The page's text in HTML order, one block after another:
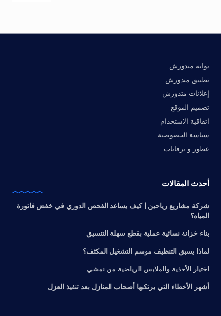
بوابة متدورش
تطبيق متدورش
إعلانات متدورش
تصميم الموقع
اتفاقية الاستخدام
سياسة الخصوصية
عطور و برفانات
أحدث المقالات
شركة مشاريع رياحين | كيف يساعد الفحص الدوري في خفض فاتورة
المياه؟
بناء خزانة نسائية عملية بقطع سهلة التنسيق
لماذا يسبق التنظيف موسم التشغيل المكثف؟
اختيار الأحذية والملابس الرياضية من نمشي
أشهر الأخطاء التي يرتكبها أصحاب المنازل بعد تنفيذ العزل